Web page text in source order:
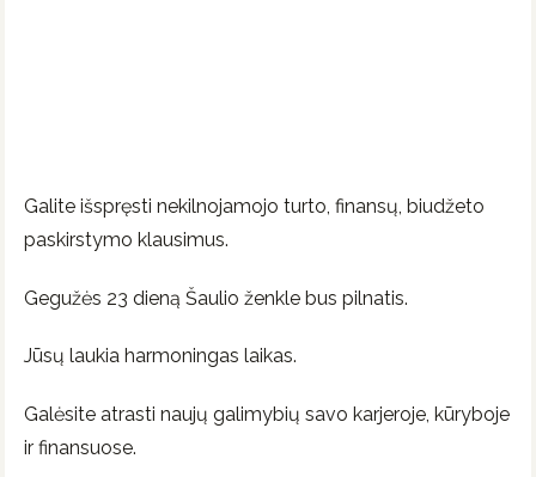
Galite išspręsti nekilnojamojo turto, finansų, biudžeto
paskirstymo klausimus.
Gegužės 23 dieną Šaulio ženkle bus pilnatis.
Jūsų laukia harmoningas laikas.
Galėsite atrasti naujų galimybių savo karjeroje, kūryboje
ir finansuose.